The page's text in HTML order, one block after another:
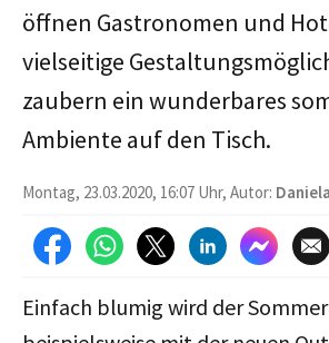
öffnen Gastronomen und
vielseitige
zaubern ein wunderbares
Ambiente auf den Tisch.
Montag, 23.03.2020, 16:07 Uhr, Autor:
Einfach blumig wird der